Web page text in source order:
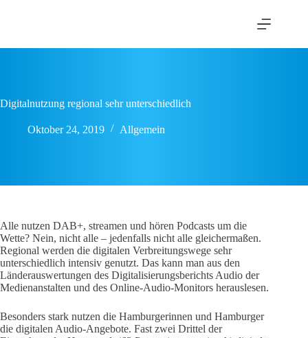
Digitalnutzung regional sehr unterschiedlich
Oktober 24, 2019 Allgemein
Alle nutzen DAB+, streamen und hören Podcasts um die
Wette? Nein, nicht alle – jedenfalls nicht alle gleichermaßen.
Regional werden die digitalen Verbreitungswege sehr
unterschiedlich intensiv genutzt. Das kann man aus den
Länderauswertungen des Digitalisierungsberichts Audio der
Medienanstalten und des Online-Audio-Monitors herauslesen.
Besonders stark nutzen die Hamburgerinnen und Hamburger
die digitalen Audio-Angebote. Fast zwei Drittel der